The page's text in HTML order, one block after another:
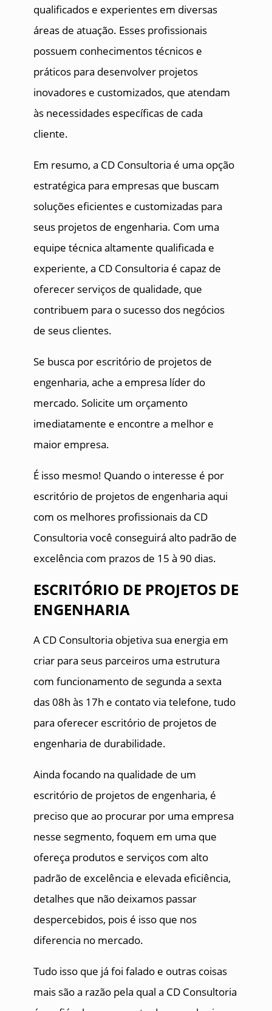
qualificados e experientes em diversas
áreas de atuação. Esses profissionais
possuem conhecimentos técnicos e
práticos para desenvolver projetos
inovadores e customizados, que atendam
às necessidades específicas de cada
cliente.
Em resumo, a CD Consultoria é uma opção
estratégica para empresas que buscam
soluções eficientes e customizadas para
seus projetos de engenharia. Com uma
equipe técnica altamente qualificada e
experiente, a CD Consultoria é capaz de
oferecer serviços de qualidade, que
contribuem para o sucesso dos negócios
de seus clientes.
Se busca por escritório de projetos de
engenharia, ache a empresa líder do
mercado. Solicite um orçamento
imediatamente e encontre a melhor e
maior empresa.
É isso mesmo! Quando o interesse é por
escritório de projetos de engenharia aqui
com os melhores profissionais da CD
Consultoria você conseguirá alto padrão de
excelência com prazos de 15 à 90 dias.
ESCRITÓRIO DE PROJETOS DE
ENGENHARIA
A CD Consultoria objetiva sua energia em
criar para seus parceiros uma estrutura
com funcionamento de segunda a sexta
das 08h às 17h e contato via telefone, tudo
para oferecer escritório de projetos de
engenharia de durabilidade.
Ainda focando na qualidade de um
escritório de projetos de engenharia, é
preciso que ao procurar por uma empresa
nesse segmento, foquem em uma que
ofereça produtos e serviços com alto
padrão de excelência e elevada eficiência,
detalhes que não deixamos passar
despercebidos, pois é isso que nos
diferencia no mercado.
Tudo isso que já foi falado e outras coisas
mais são a razão pela qual a CD Consultoria